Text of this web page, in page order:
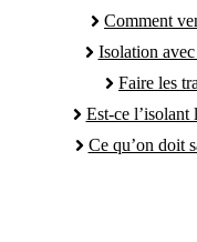
Comment
Isolation
Faire les
Est-ce l’isolant
Ce qu’on doit